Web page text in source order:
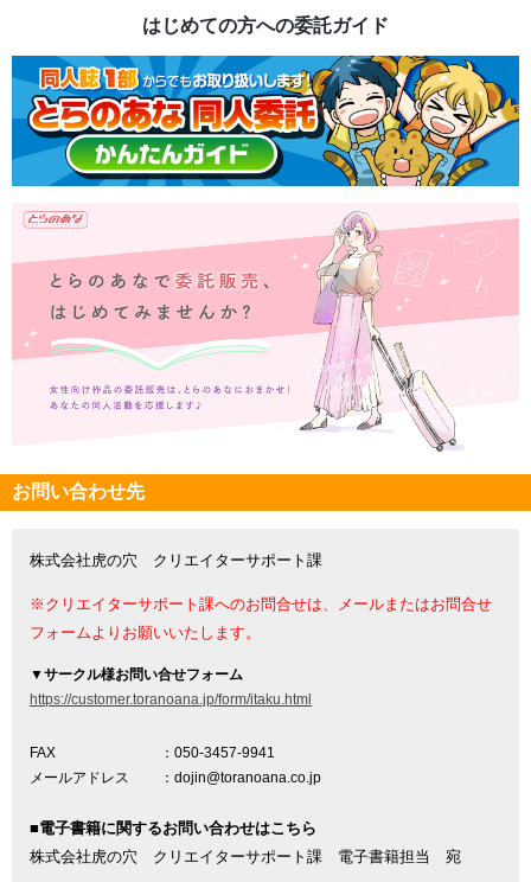
はじめての方への委託ガイド
お問い合わせ先
株式会社虎の穴 クリエイターサポート課
※クリエイターサポート課へのお問合せは、メールまたはお問合せ
フォームよりお願いいたします。
▼サークル様お問い合せフォーム
https://customer.toranoana.jp/form/itaku.html
FAX
：050-3457-9941
メールアドレス
：dojin@toranoana.co.jp
■電子書籍に関するお問い合わせはこちら
株式会社虎の穴 クリエイターサポート課 電子書籍担当 宛